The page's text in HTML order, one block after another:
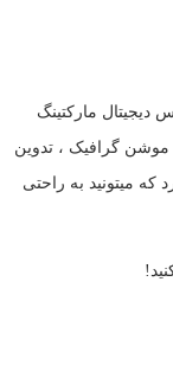
دیجیتال مارکتینگ
موشن گرافیک ، تدوین
که میتونید به راحتی